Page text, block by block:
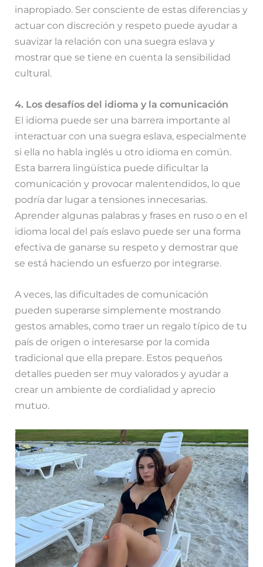
inapropiado. Ser consciente de estas diferencias y
actuar con discreción y respeto puede ayudar a
suavizar la relación con una suegra eslava y
mostrar que se tiene en cuenta la sensibilidad
cultural.
4. Los desafíos del idioma y la comunicación
El idioma puede ser una barrera importante al
interactuar con una suegra eslava, especialmente
si ella no habla inglés u otro idioma en común.
Esta barrera lingüística puede dificultar la
comunicación y provocar malentendidos, lo que
podría dar lugar a tensiones innecesarias.
Aprender algunas palabras y frases en ruso o en el
idioma local del país eslavo puede ser una forma
efectiva de ganarse su respeto y demostrar que
se está haciendo un esfuerzo por integrarse.
A veces, las dificultades de comunicación
pueden superarse simplemente mostrando
gestos amables, como traer un regalo típico de tu
país de origen o interesarse por la comida
tradicional que ella prepare. Estos pequeños
detalles pueden ser muy valorados y ayudar a
crear un ambiente de cordialidad y aprecio
mutuo.